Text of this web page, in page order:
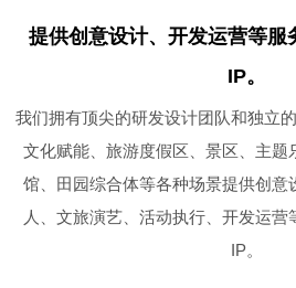
提供创意设计、开发运营等服
IP。
我们拥有顶尖的研发设计团队和独立
文化赋能、旅游度假区、景区、主题
馆、田园综合体等各种场景提供创意
人、文旅演艺、活动执行、开发运
IP。